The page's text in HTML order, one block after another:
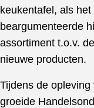
keukentafel, als
beargumenteerde
assortiment t.o.v.
nieuwe producten.
Tijdens de opleving
groeide